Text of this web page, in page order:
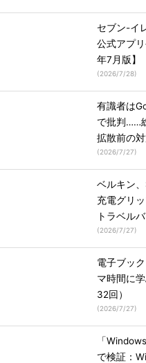
セブン-イ
公式アプ
年7月版】
(2026/7/28)
有識者は
で批判……
拡散前の
(2026/7/27)
ベルキン
充電グリ
トラベル
(2026/7/27)
電子ブッ
マ時間に
32回）
(2026/7/27)
「
で検証：